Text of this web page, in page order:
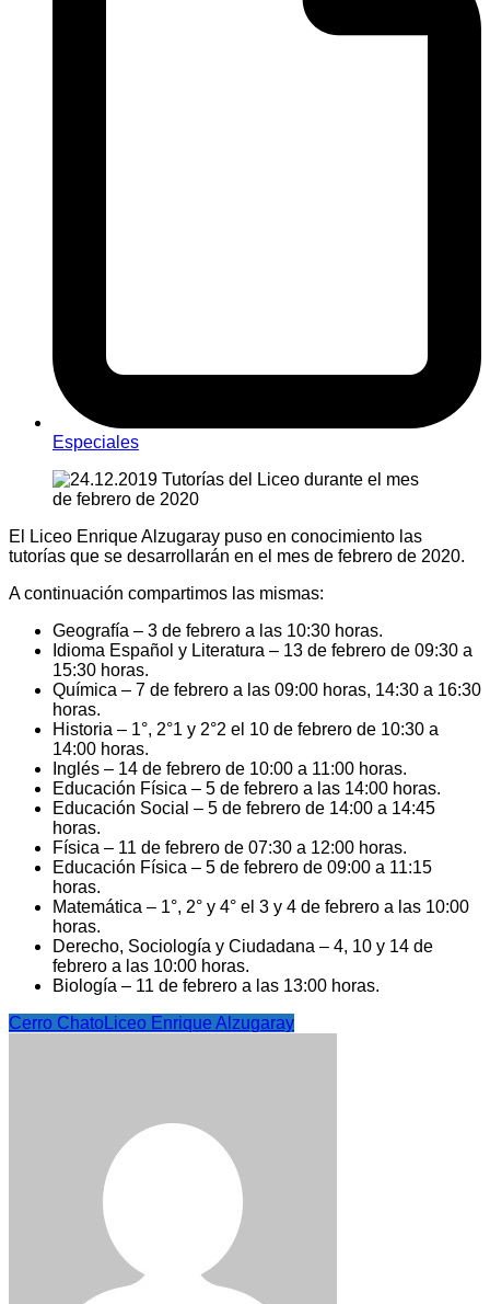
Especiales
El Liceo Enrique Alzugaray puso en conocimiento las
tutorías que se desarrollarán en el mes de febrero de 2020.
A continuación compartimos las mismas:
Geografía – 3 de febrero a las 10:30 horas.
Idioma Español y Literatura – 13 de febrero de 09:30 a
15:30 horas.
Química – 7 de febrero a las 09:00 horas, 14:30 a 16:30
horas.
Historia – 1°, 2°1 y 2°2 el 10 de febrero de 10:30 a
14:00 horas.
Inglés – 14 de febrero de 10:00 a 11:00 horas.
Educación Física – 5 de febrero a las 14:00 horas.
Educación Social – 5 de febrero de 14:00 a 14:45
horas.
Física – 11 de febrero de 07:30 a 12:00 horas.
Educación Física – 5 de febrero de 09:00 a 11:15
horas.
Matemática – 1°, 2° y 4° el 3 y 4 de febrero a las 10:00
horas.
Derecho, Sociología y Ciudadana – 4, 10 y 14 de
febrero a las 10:00 horas.
Biología – 11 de febrero a las 13:00 horas.
Cerro ChatoLiceo Enrique Alzugaray